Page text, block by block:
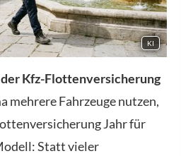
KI
Kfz-Flottenversicherung
mehrere Fahrzeuge nutzen,
Jahr für
Statt vieler